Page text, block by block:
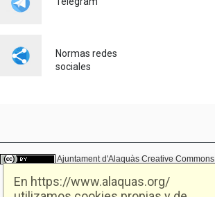
En https://www.alaquas.org/
Normas redes
sociales
Ajuntament d'Alaquàs Creative Commons